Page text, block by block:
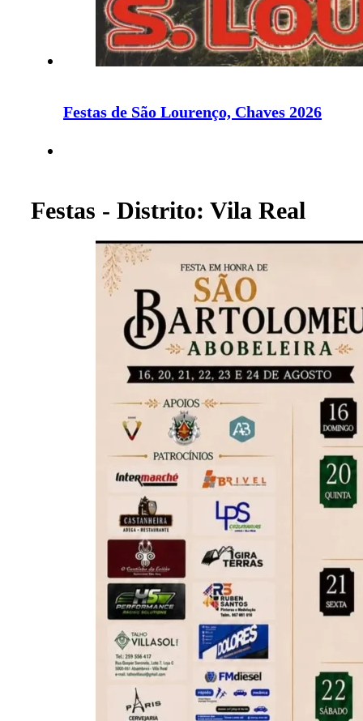
Festas de São Lourenço, Chaves 2026
Festas - Distrito: Vila Real